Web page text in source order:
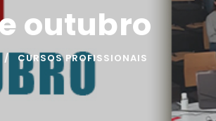
outubro
CURSOS PROFISSIONAIS